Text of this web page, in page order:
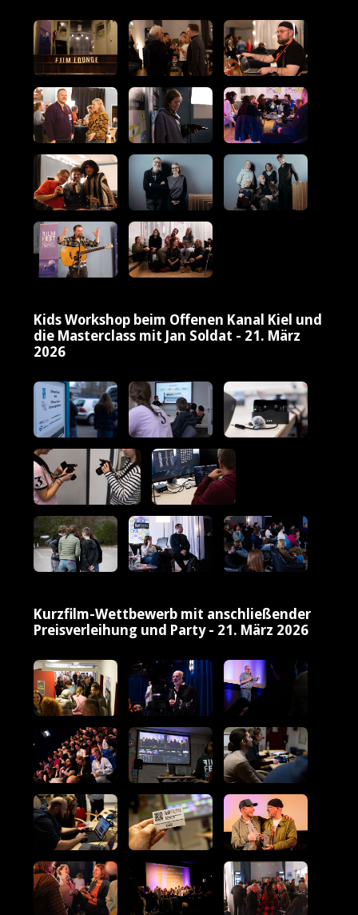
Kids Workshop beim Offenen Kanal Kiel und
die Masterclass mit Jan Soldat - 21. März
2026
Kurzfilm-Wettbewerb mit anschließender
Preisverleihung und Party - 21. März 2026